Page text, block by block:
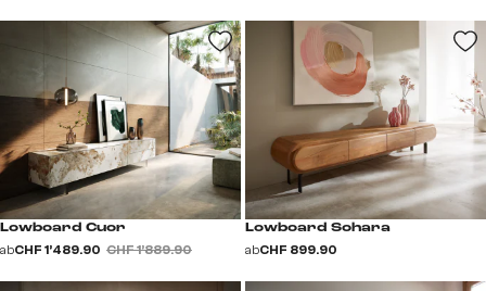
Lowboard Cuor
abCHF 1’489.90 CHF 1’889.90
Lowboard Sohara
abCHF 899.90